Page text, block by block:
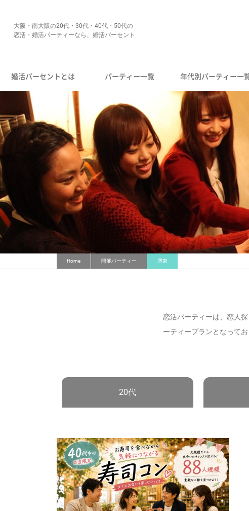
大阪・南大阪の20代・30代・40代・50代の
恋活・婚活パーティーなら、婚活パーセント
婚活パーセントとは パーティー一覧 年代別パーティー一
Home 開催パーティー 堺東
恋活パーティーは、恋人
ーティープランとなってお
20代